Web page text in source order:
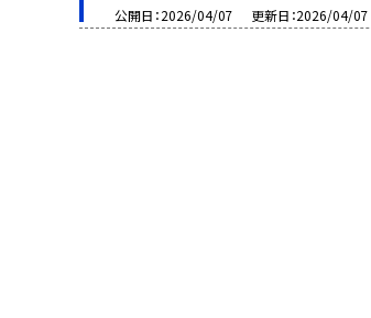
公開日 2026/04/07 更新日 2026/04/07